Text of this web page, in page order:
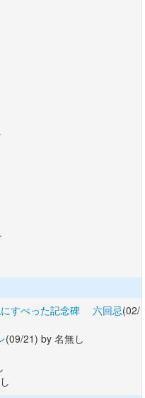
にすべった記念碑 六回忌(02/
(09/21) by 名無し